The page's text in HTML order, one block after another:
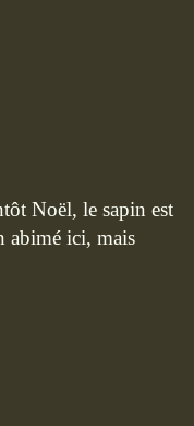
Noël, le sapin est
abimé ici, mais